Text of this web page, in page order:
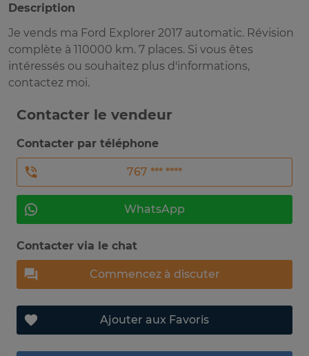
Description
Je vends ma Ford Explorer 2017 automatic. Révision
complète à 110000 km. 7 places. Si vous êtes
intéressés ou souhaitez plus d'informations,
contactez moi.
Contacter le vendeur
Contacter par téléphone
767 *** ****
WhatsApp
Contacter via le chat
Commencez à discuter
Ajouter aux Favoris